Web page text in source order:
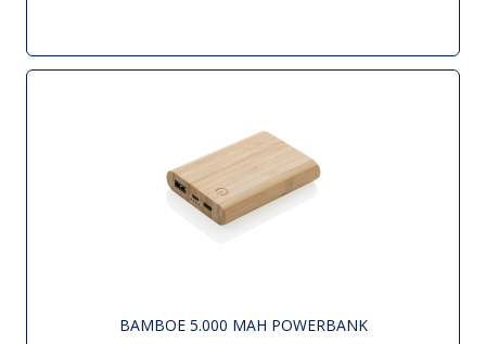
BAMBOE 5.000 MAH POWERBANK